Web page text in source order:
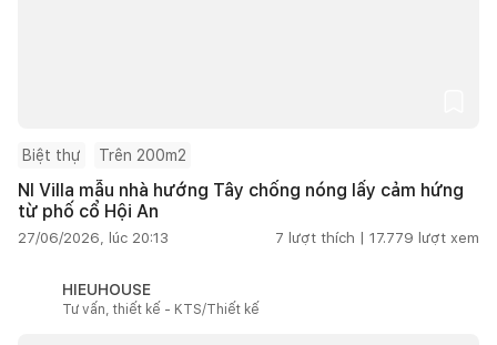
Biệt thự Trên 200m2
NI Villa mẫu nhà hướng Tây chống nóng lấy cảm hứng
từ phố cổ Hội An
27/06/2026, lúc 20:13 7 lượt thích | 17.779 lượt xem
HIEUHOUSE
Tư vấn, thiết kế - KTS/Thiết kế